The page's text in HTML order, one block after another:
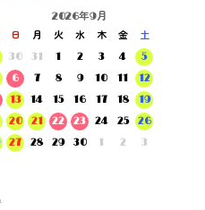
2026年9月
日 月 火 水 木 金
土
30
31 1 2 3 4
5
6
7 8 9 10 11
12
13
14 15 16 17 18
19
20
21 22 23 24 25
26
27
28 29 30 1 2 3